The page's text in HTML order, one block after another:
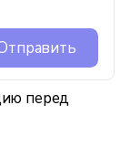
перед